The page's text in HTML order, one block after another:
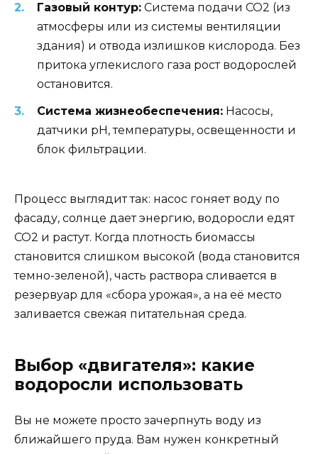
Газовый контур: Система подачи CO2 (из
атмосферы или из системы вентиляции
здания) и отвода излишков кислорода. Без
притока углекислого газа рост водорослей
остановится.
Система жизнеобеспечения: Насосы,
датчики pH, температуры, освещенности и
блок фильтрации.
Процесс выглядит так: насос гоняет воду по
фасаду, солнце дает энергию, водоросли едят
CO2 и растут. Когда плотность биомассы
становится слишком высокой (вода становится
темно-зеленой), часть раствора сливается в
резервуар для «сбора урожая», а на её место
заливается свежая питательная среда.
Выбор «двигателя»: какие
водоросли использовать
Вы не можете просто зачерпнуть воду из
ближайшего пруда. Вам нужен конкретный